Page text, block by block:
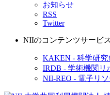
お知らせ
RSS
Twitter
NIIのコンテンツサービス
KAKEN - 科学研究
IRDB - 学術機関リ
NII-REO - 電子リ